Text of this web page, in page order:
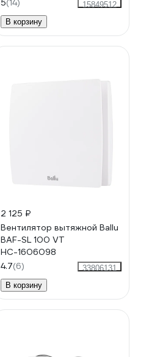
5(14)
15849512
В корзину
2 125 ₽
Вентилятор вытяжной Ballu
BAF-SL 100 VT
НС-1606098
4.7(6)
33806131
В корзину